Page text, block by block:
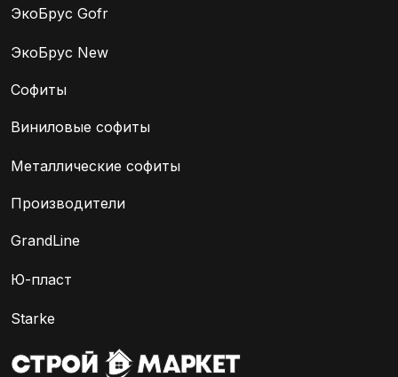
ЭкоБрус Gofr
ЭкоБрус New
Софиты
Виниловые софиты
Металлические софиты
Производители
GrandLine
Ю-пласт
Starke